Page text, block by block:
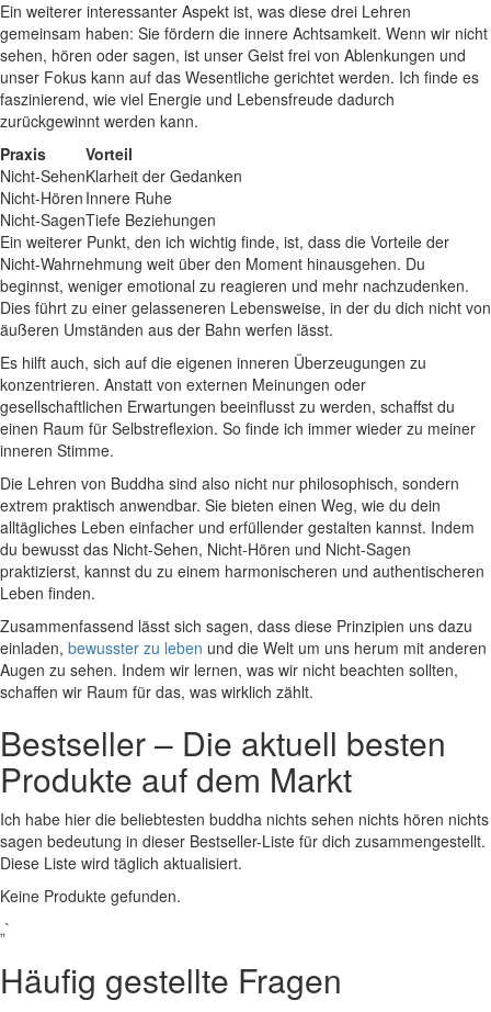
Ein weiterer interessanter​ Aspekt ⁣ist, was diese drei Lehren⁣
gemeinsam haben: Sie fördern ‍die innere Achtsamkeit. Wenn wir nicht
sehen,‍ hören oder sagen, ist ‍unser Geist frei von Ablenkungen und
unser Fokus kann auf ⁢das Wesentliche gerichtet werden. Ich finde⁣ es
faszinierend, wie ⁤viel Energie ‌und Lebensfreude dadurch‍
zurückgewinnt werden kann.
Praxis
Vorteil
Nicht-SehenKlarheit der Gedanken
Nicht-Hören Innere Ruhe
Nicht-SagenTiefe Beziehungen
Ein weiterer Punkt, den ich wichtig ‍finde, ist, dass die Vorteile der
Nicht-Wahrnehmung weit über den Moment hinausgehen. Du
beginnst,⁤ weniger emotional zu⁤ reagieren und mehr‍ nachzudenken.
Dies führt zu einer gelasseneren Lebensweise, in ‍der⁣ du dich nicht von
äußeren Umständen aus der Bahn werfen lässt.
Es hilft auch, sich auf die eigenen ⁤inneren Überzeugungen zu
konzentrieren. Anstatt von externen ‍Meinungen oder
gesellschaftlichen Erwartungen beeinflusst zu werden, schaffst du
einen Raum für Selbstreflexion. So finde ich immer wieder⁢ zu ‌meiner
inneren Stimme.
Die Lehren​ von Buddha sind also nicht nur philosophisch, ⁤sondern
extrem praktisch anwendbar. ⁣Sie⁤ bieten einen Weg, wie du dein
alltägliches Leben einfacher und erfüllender ‌gestalten kannst. Indem
du ‌bewusst ⁣das Nicht-Sehen, ​Nicht-Hören und Nicht-Sagen
praktizierst, kannst du​ zu einem⁣ harmonischeren und authentischeren​
Leben finden.
Zusammenfassend​ lässt sich sagen, dass diese Prinzipien uns dazu
einladen, bewusster zu leben ​ und die Welt um uns herum mit anderen
Augen zu sehen. Indem wir lernen, was wir nicht beachten​ sollten,
schaffen wir ‍Raum für ⁣das, was⁢ wirklich‍ zählt.
Bestseller – Die aktuell besten
Produkte auf dem Markt
‌Ich habe hier die beliebtesten ‍buddha nichts sehen nichts hören ​nichts
sagen bedeutung in dieser‌ Bestseller-Liste für dich zusammengestellt.
Diese Liste⁢ wird täglich‍ aktualisiert.
Keine Produkte gefunden.
„`
Häufig gestellte Fragen